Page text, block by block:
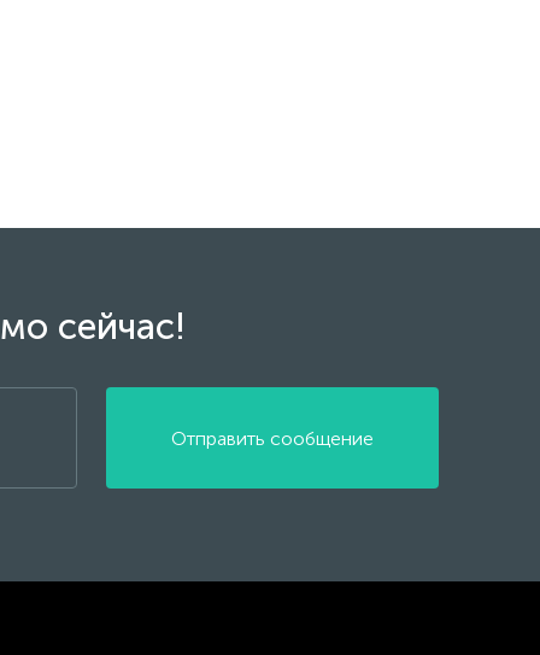
сейчас!
Отправить сообщение